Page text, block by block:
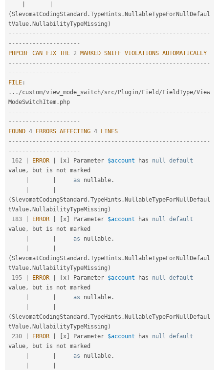
(SlevomatCodingStandard .TypeHints .NullableTypeForNullDefaul
tValue .NullabilityTypeMissing )
-- -- -- -- -- -- -- -- -- -- -- -- -- -- -- -- -- -- -- -- -- -- -- -- -- -- -- -- -- -
- -- -- -- -- -- -- -- -- -- --
PHPCBF CAN FIX THE 2 MARKED SNIFF VIOLATIONS AUTOMATICALLY
-- -- -- -- -- -- -- -- -- -- -- -- -- -- -- -- -- -- -- -- -- -- -- -- -- -- -- -- -- -
- -- -- -- -- -- -- -- -- -- --
FILE :
. . . /custom/view_mode_switch/src/Plugin/Field /FieldType/View
ModeSwitchItem .
-- -- -- -- -- -- -- -- -- -- -- -- -- -- -- -- -- -- -- -- -- -- -- -- -- -- -- -- -- -
- -- -- -- -- -- -- -- -- -- --
FOUND 4 ERRORS AFFECTING 4 LINES
-- -- -- -- -- -- -- -- -- -- -- -- -- -- -- -- -- -- -- -- -- -- -- -- -- -- -- -- -- -
- -- -- -- -- -- -- -- -- -- --
162
ERROR [x] Parameter $account has null
default
value ,
but is not marked
as nullable .
(SlevomatCodingStandard .TypeHints .NullableTypeForNullDefaul
tValue .NullabilityTypeMissing )
183
ERROR [x] Parameter $account has null
default
value ,
but is not marked
as nullable .
(SlevomatCodingStandard .TypeHints .NullableTypeForNullDefaul
tValue .NullabilityTypeMissing )
195
ERROR [x] Parameter $account has null
default
value ,
but is not marked
as nullable .
(SlevomatCodingStandard .TypeHints .NullableTypeForNullDefaul
tValue .NullabilityTypeMissing )
230
ERROR [x] Parameter $account has null
default
value ,
but is not marked
as nullable .